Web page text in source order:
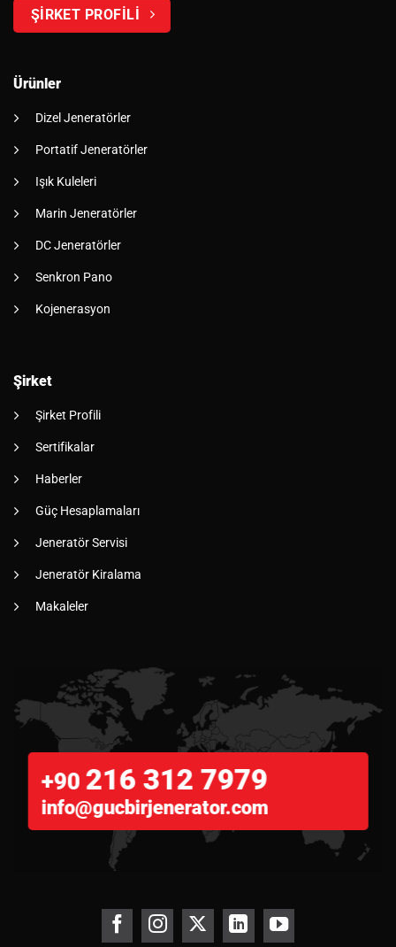
ŞİRKET PROFİLİ
Ürünler
Dizel Jeneratörler
Portatif Jeneratörler
Işık Kuleleri
Marin Jeneratörler
DC Jeneratörler
Senkron Pano
Kojenerasyon
Şirket
Şirket Profili
Sertifikalar
Haberler
Güç Hesaplamaları
Jeneratör Servisi
Jeneratör Kiralama
Makaleler
+90 216 312 7979
info@gucbirjenerator.com